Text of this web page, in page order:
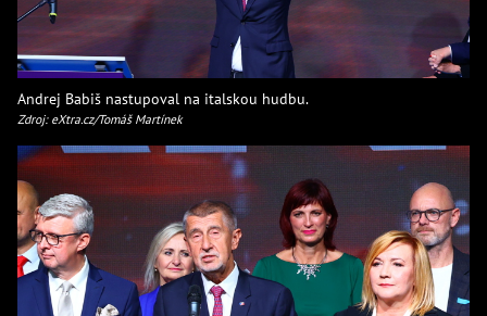
Andrej Babiš nastupoval na italskou hudbu.
Zdroj: eXtra.cz/Tomáš Martínek